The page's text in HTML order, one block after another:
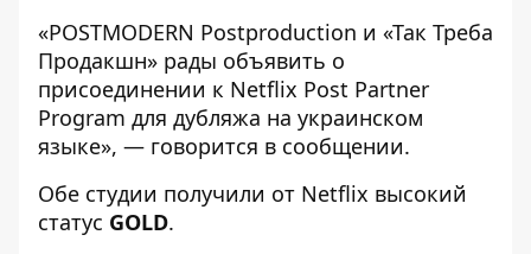
«POSTMODERN Postproduction и «Так Треба
Продакшн» рады объявить о
присоединении к Netflix Post Partner
Program для дубляжа на украинском
языке», — говорится в сообщении.
Обе студии получили от Netflix высокий
статус GOLD.